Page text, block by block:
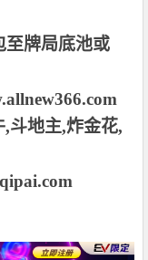
至牌局底池或
斗地主,炸金花,